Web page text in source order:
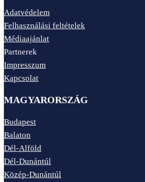
Adatvédelem
Felhasználási feltételek
Médiaajánlat
Partnerek
Impresszum
Kapcsolat
MAGYARORSZÁG
Budapest
Balaton
Dél-Alföld
Dél-Dunántúl
Közép-Dunántúl